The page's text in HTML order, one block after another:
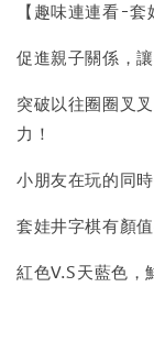
【趣味連連看-套
促進親子關係，
突破以往圈圈叉
力！
小朋友在玩的同
套娃井字棋有顏
紅色V.S天藍色，